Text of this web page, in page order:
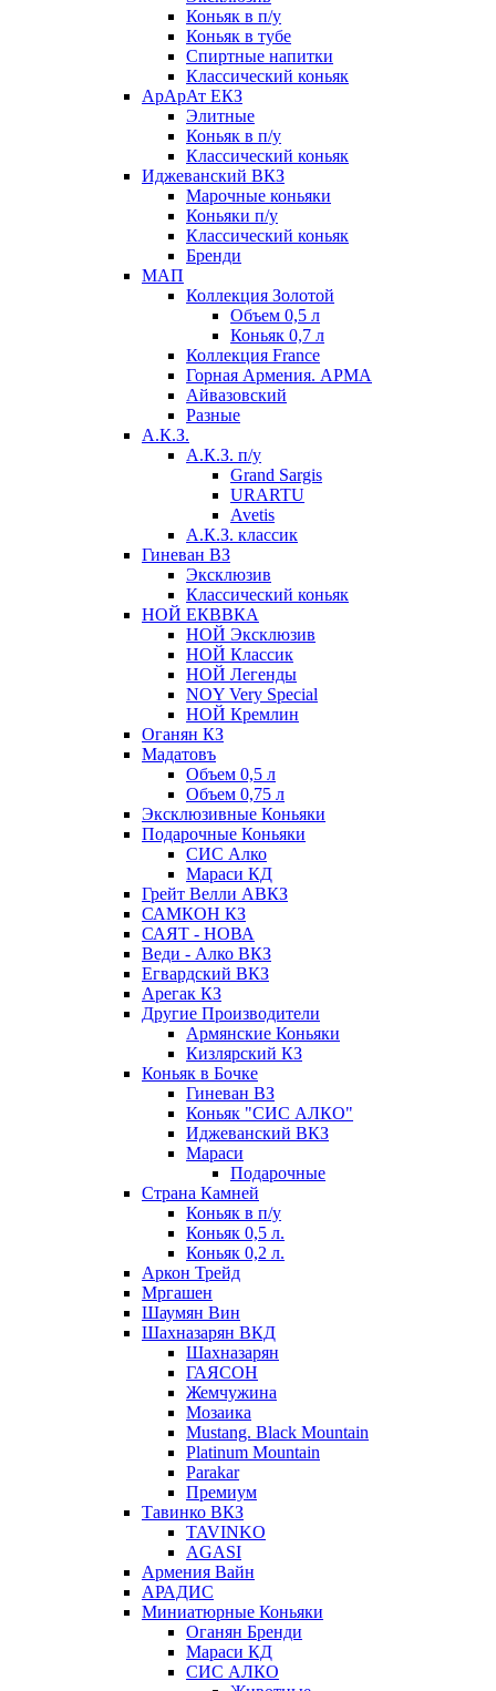
Коньяк в п/у
Коньяк в тубе
Спиртные напитки
Классический коньяк
АрАрАт ЕКЗ
Элитные
Коньяк в п/у
Классический коньяк
Иджеванский ВКЗ
Марочные коньяки
Коньяки п/у
Классический коньяк
Бренди
МАП
Коллекция Золотой
Объем 0,5 л
Коньяк 0,7 л
Коллекция France
Горная Армения. АРМА
Айвазовский
Разные
А.К.З.
А.К.З. п/у
Grand Sargis
URARTU
Avetis
А.К.З. классик
Гиневан ВЗ
Эксклюзив
Классический коньяк
НОЙ ЕКВВКА
НОЙ Эксклюзив
НОЙ Классик
НОЙ Легенды
NOY Very Speсial
НОЙ Кремлин
Оганян КЗ
Мадатовъ
Объем 0,5 л
Объем 0,75 л
Эксклюзивные Коньяки
Подарочные Коньяки
СИС Алко
Мараси КД
Грейт Велли АВКЗ
САМКОН КЗ
САЯТ - НОВА
Веди - Алко ВКЗ
Егвардский ВКЗ
Арегак КЗ
Другие Производители
Армянские Коньяки
Кизлярский КЗ
Коньяк в Бочке
Гиневан ВЗ
Коньяк "СИС АЛКО"
Иджеванский ВКЗ
Мараси
Подарочные
Страна Камней
Коньяк в п/у
Коньяк 0,5 л.
Коньяк 0,2 л.
Аркон Трейд
Мргашен
Шаумян Вин
Шахназарян ВКД
Шахназарян
ГАЯСОН
Жемчужина
Мозаика
Mustang. Black Mountain
Platinum Mountain
Parakar
Премиум
Тавинко ВКЗ
TAVINKO
AGASI
Армения Вайн
АРАДИС
Миниатюрные Коньяки
Оганян Бренди
Мараси КД
СИС АЛКО